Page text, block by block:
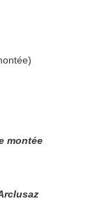
montée